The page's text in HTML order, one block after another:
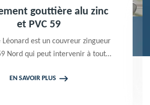
terrasse et pavé 59
professionnel dans le 59 Nord,
Léonard utilise des produits de
un devis gratuit qui ne vous
EN SAVOIR PLUS